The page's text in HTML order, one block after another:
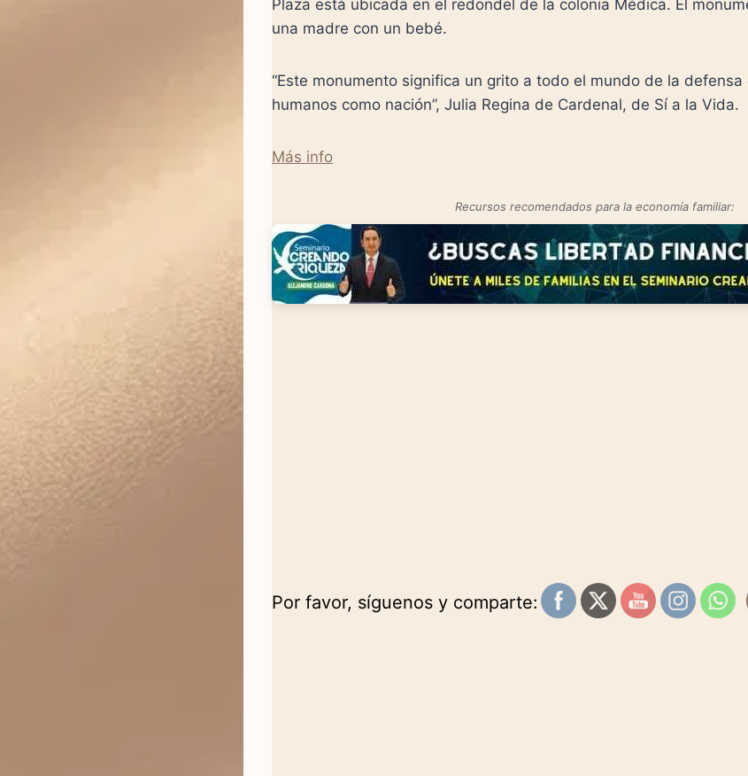
Plaza está ubicada en el redondel de la colonia Médica. El
una madre con un bebé.
“Este monumento significa un grito a todo el mundo de la
humanos como nación”, Julia Regina de Cardenal, de Sí a la Vida.
Más info
Recursos recomendados para la economía familiar:
Por favor, síguenos y comparte: